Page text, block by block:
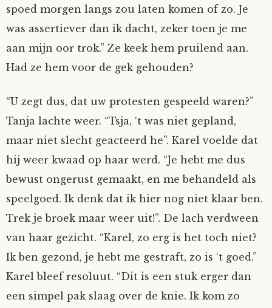
spoed morgen langs zou laten komen of zo. Je
was assertiever dan ik dacht, zeker toen je me
aan mijn oor trok.” Ze keek hem pruilend aan.
Had ze hem voor de gek gehouden?
“U zegt dus, dat uw protesten gespeeld waren?”
Tanja lachte weer. “Tsja, ‘t was niet gepland,
maar niet slecht geacteerd he”. Karel voelde dat
hij weer kwaad op haar werd. “Je hebt me dus
bewust ongerust gemaakt, en me behandeld als
speelgoed. Ik denk dat ik hier nog niet klaar ben.
Trek je broek maar weer uit!”. De lach verdween
van haar gezicht. “Karel, zo erg is het toch niet?
Ik ben gezond, je hebt me gestraft, zo is ‘t goed.”
Karel bleef resoluut. “Dit is een stuk erger dan
een simpel pak slaag over de knie. Ik kom zo